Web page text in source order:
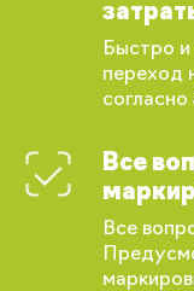
Быстро
переход
Все
Все
Вы
заказов